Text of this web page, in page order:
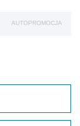
AUTOPROMOCJA